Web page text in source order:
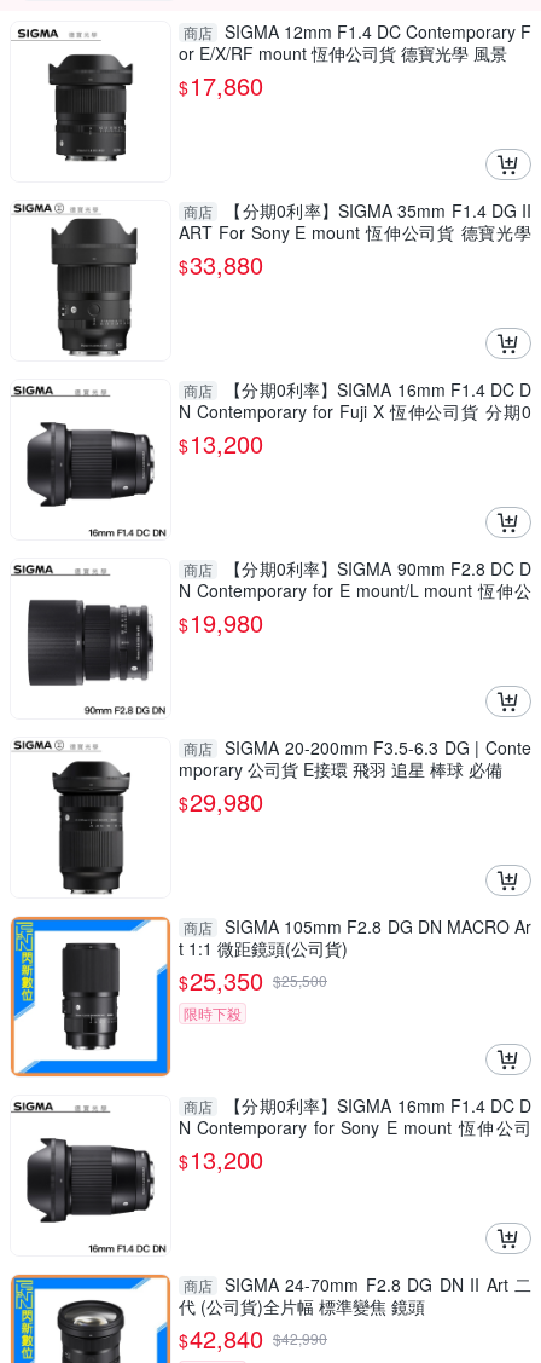
商店 SIGMA 12mm F1.4 DC Contemporary F
or E/X/RF mount 恆伸公司貨 德寶光學 風景
$17,860
商店
【分期0利率】SIGMA 35mm F1.4 DG II
ART For Sony E mount 恆伸公司貨 德寶光學
定焦 大光圈 人像 風景
$33,880
商店
【分期0利率】SIGMA 16mm F1.4 DC D
N Contemporary for Fuji X 恆伸公司貨 分期0
利率 免運 德寶光學 雲海季
$13,200
商店
【分期0利率】SIGMA 90mm F2.8 DC D
N Contemporary for E mount/L mount 恆伸公
司貨 免運 德寶光學 定焦 大光圈
$19,980
商店 SIGMA 20-200mm F3.5-6.3 DG | Conte
mporary 公司貨 E接環 飛羽 追星 棒球 必備
$29,980
商店 SIGMA 105mm F2.8 DG DN MACRO Ar
t 1:1 微距鏡頭(公司貨)
$25,350 $25,500
限時下殺
商店
【分期0利率】SIGMA 16mm F1.4 DC D
N Contemporary for Sony E mount 恆伸公司
貨 免運 德寶光學 雲海季
$13,200
商店 SIGMA 24-70mm F2.8 DG DN II Art 二
代 (公司貨)全片幅 標準變焦 鏡頭
$42,840 $42,990